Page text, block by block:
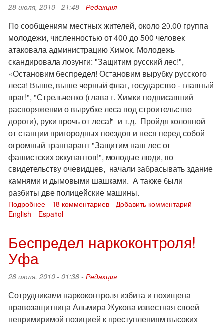
28 июля, 2010 - 21:48 - Редакция
По сообщениям местных жителей, около 20.00 группа
молодежи, численностью от 400 до 500 человек
атаковала администрацию Химок. Молодежь
скандировала лозунги: "Защитим русский лес!",
«Остановим беспредел! Остановим вырубку русского
леса! Выше, выше черный флаг, государство - главный
враг!", "Стрельченко (глава г. Химки подписавший
распоряжении о вырубке леса под строительство
дороги), руки прочь от леса!" и т.д. Пройдя колонной
от станции пригородных поездов и неся перед собой
огромный транпарант "Защитим наш лес от
фашистских оккупантов!", молодые люди, по
свидетельству очевидцев, начали забрасывать здание
камнями и дымовыми шашками. А также были
разбиты две полицейские машины.
Подробнее
Анархисты
Москвы
разгромили
Химок
вырубленный
Химкинский
лес
(ФОТО+ВИДЕО)
18 комментариев
Добавить комментарий
English
Español
Беспредел наркоконтроля!
Уфа
28 июля, 2010 - 01:38 - Редакция
Сотрудниками наркоконтроля избита и похищена
правозащитница Альмира Жукова известная своей
непримиримой позицией к преступлениям высоких